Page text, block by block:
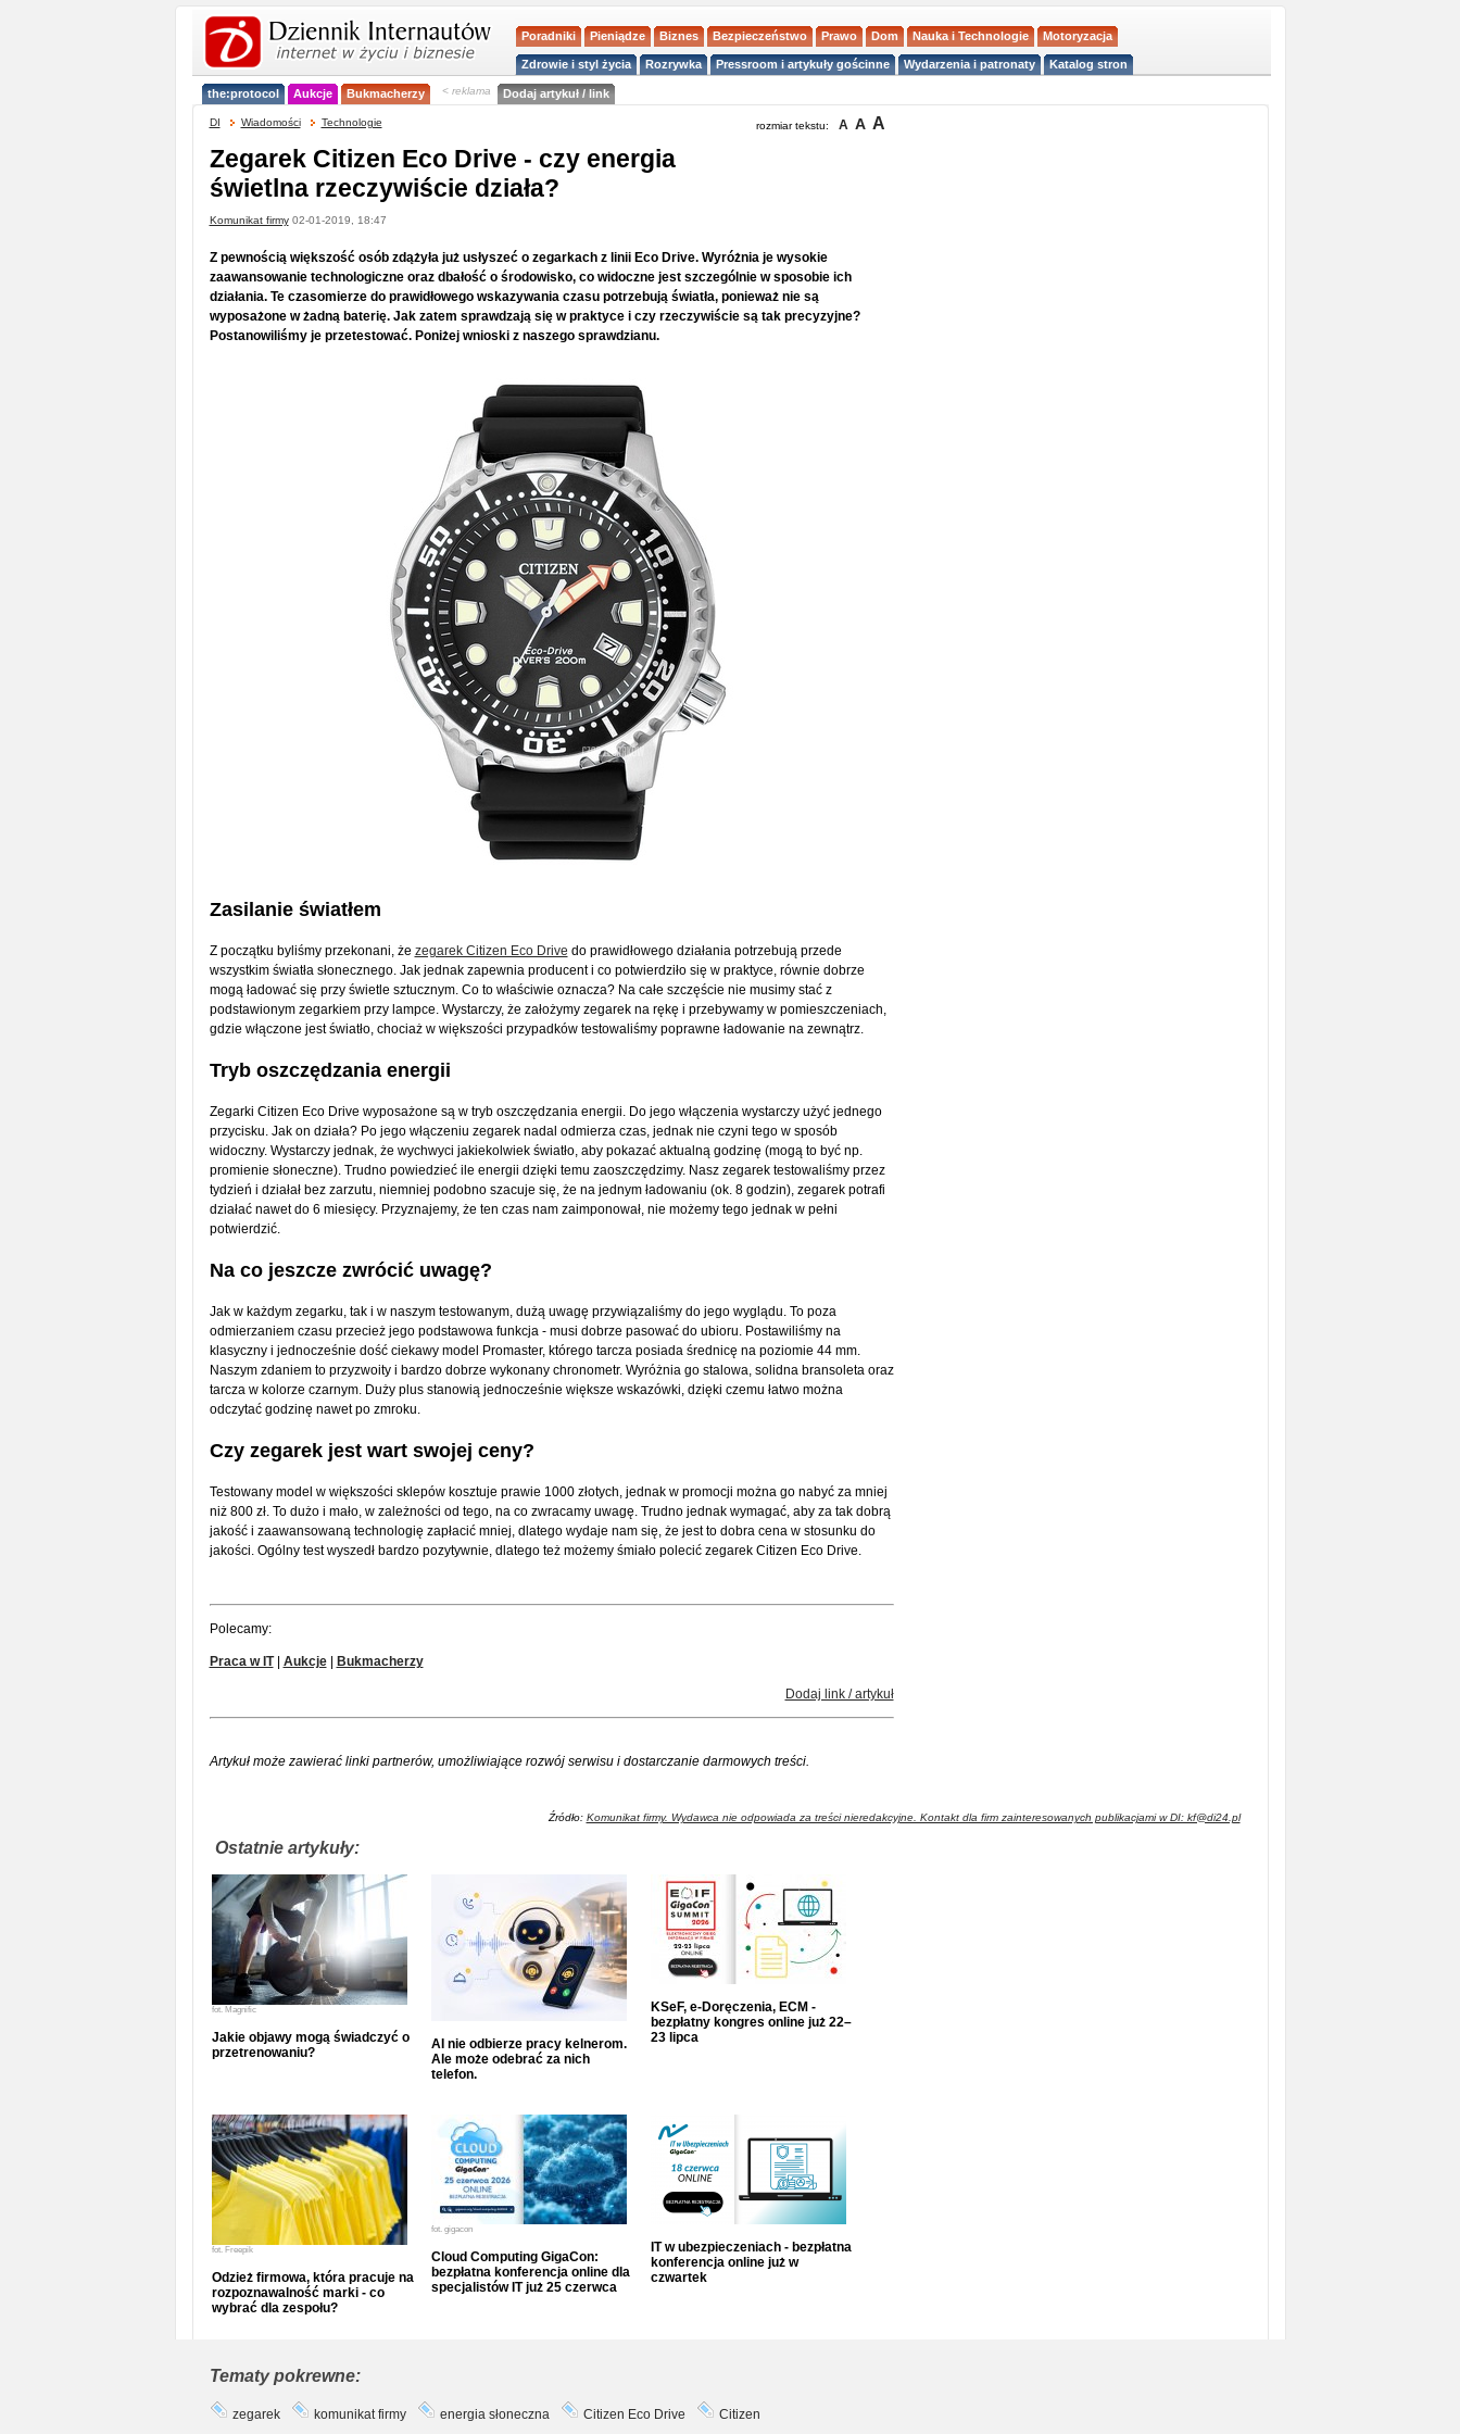
Poradniki Pieniądze Biznes Bezpieczeństwo Prawo Dom Nauka i Technologie Motoryzacja
Zdrowie i styl życia Rozrywka Pressroom i artykuły gościnne Wydarzenia i patronaty Katalog stron
the:protocol Aukcje Bukmacherzy < reklama Dodaj artykuł / link
DI Wiadomości Technologie rozmiar tekstu: A A A
Zegarek Citizen Eco Drive - czy energia
świetlna rzeczywiście działa?
Komunikat firmy02-01-2019, 18:47
Z pewnością większość osób zdążyła już usłyszeć o zegarkach z linii Eco Drive. Wyróżnia je wysokie
zaawansowanie technologiczne oraz dbałość o środowisko, co widoczne jest szczególnie w sposobie ich
działania. Te czasomierze do prawidłowego wskazywania czasu potrzebują światła, ponieważ nie są
wyposażone w żadną baterię. Jak zatem sprawdzają się w praktyce i czy rzeczywiście są tak precyzyjne?
Postanowiliśmy je przetestować. Poniżej wnioski z naszego sprawdzianu.
Zasilanie światłem
Z początku byliśmy przekonani, że zegarek Citizen Eco Drive do prawidłowego działania potrzebują przede
wszystkim światła słonecznego. Jak jednak zapewnia producent i co potwierdziło się w praktyce, równie dobrze
mogą ładować się przy świetle sztucznym. Co to właściwie oznacza? Na całe szczęście nie musimy stać z
podstawionym zegarkiem przy lampce. Wystarczy, że założymy zegarek na rękę i przebywamy w pomieszczeniach,
gdzie włączone jest światło, chociaż w większości przypadków testowaliśmy poprawne ładowanie na zewnątrz.
Tryb oszczędzania energii
Zegarki Citizen Eco Drive wyposażone są w tryb oszczędzania energii. Do jego włączenia wystarczy użyć jednego
przycisku. Jak on działa? Po jego włączeniu zegarek nadal odmierza czas, jednak nie czyni tego w sposób
widoczny. Wystarczy jednak, że wychwyci jakiekolwiek światło, aby pokazać aktualną godzinę (mogą to być np.
promienie słoneczne). Trudno powiedzieć ile energii dzięki temu zaoszczędzimy. Nasz zegarek testowaliśmy przez
tydzień i działał bez zarzutu, niemniej podobno szacuje się, że na jednym ładowaniu (ok. 8 godzin), zegarek potrafi
działać nawet do 6 miesięcy. Przyznajemy, że ten czas nam zaimponował, nie możemy tego jednak w pełni
potwierdzić.
Na co jeszcze zwrócić uwagę?
Jak w każdym zegarku, tak i w naszym testowanym, dużą uwagę przywiązaliśmy do jego wyglądu. To poza
odmierzaniem czasu przecież jego podstawowa funkcja - musi dobrze pasować do ubioru. Postawiliśmy na
klasyczny i jednocześnie dość ciekawy model Promaster, którego tarcza posiada średnicę na poziomie 44 mm.
Naszym zdaniem to przyzwoity i bardzo dobrze wykonany chronometr. Wyróżnia go stalowa, solidna bransoleta oraz
tarcza w kolorze czarnym. Duży plus stanowią jednocześnie większe wskazówki, dzięki czemu łatwo można
odczytać godzinę nawet po zmroku.
Czy zegarek jest wart swojej ceny?
Testowany model w większości sklepów kosztuje prawie 1000 złotych, jednak w promocji można go nabyć za mniej
niż 800 zł. To dużo i mało, w zależności od tego, na co zwracamy uwagę. Trudno jednak wymagać, aby za tak dobrą
jakość i zaawansowaną technologię zapłacić mniej, dlatego wydaje nam się, że jest to dobra cena w stosunku do
jakości. Ogólny test wyszedł bardzo pozytywnie, dlatego też możemy śmiało polecić zegarek Citizen Eco Drive.
Polecamy:
Praca w IT| Aukcje| Bukmacherzy
Dodaj link / artykuł
Artykuł może zawierać linki partnerów, umożliwiające rozwój serwisu i dostarczanie darmowych treści.
Źródło: Komunikat firmy. Wydawca nie odpowiada za treści nieredakcyjne. Kontakt dla firm zainteresowanych publikacjami w DI: kf@di24.pl
Ostatnie artykuły:
fot. Magnific
Jakie objawy mogą świadczyć o
przetrenowaniu?
AI nie odbierze pracy kelnerom.
Ale może odebrać za nich
telefon.
KSeF, e-Doręczenia, ECM -
bezpłatny kongres online już 22–
23 lipca
fot. Freepik
Odzież firmowa, która pracuje na
rozpoznawalność marki - co
wybrać dla zespołu?
fot. gigacon
Cloud Computing GigaCon:
bezpłatna konferencja online dla
specjalistów IT już 25 czerwca
IT w ubezpieczeniach - bezpłatna
konferencja online już w
czwartek
Tematy pokrewne:
zegarek komunikat firmy energia słoneczna Citizen Eco Drive Citizen